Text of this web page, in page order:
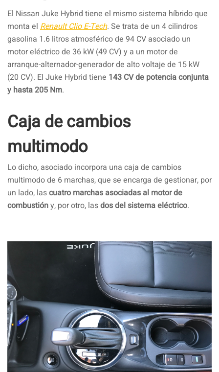
El Nissan Juke Hybrid tiene el mismo sistema híbrido que
monta el Renault Clio E-Tech. Se trata de un 4 cilindros
gasolina 1.6 litros atmosférico de 94 CV asociado un
motor eléctrico de 36 kW (49 CV) y a un motor de
arranque-alternador-generador de alto voltaje de 15 kW
(20 CV). El Juke Hybrid tiene 143 CV de potencia conjunta
y hasta 205 Nm.
Caja de cambios
multimodo
Lo dicho, asociado incorpora una caja de cambios
multimodo de 6 marchas, que se encarga de gestionar, por
un lado, lascuatro marchas asociadas al motor de
combustióny, por otro, lasdos del sistema eléctrico.